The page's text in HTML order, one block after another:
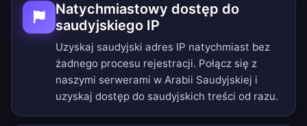
Natychmiastowy dostęp do
saudyjskiego IP
Uzyskaj saudyjski adres IP natychmiast bez
żadnego procesu rejestracji. Połącz się z
naszymi serwerami w Arabii Saudyjskiej i
uzyskaj dostęp do saudyjskich treści od razu.